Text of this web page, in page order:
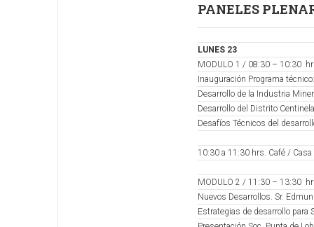
PANELES
LUNES 23
MODULO 1 / 08:30 – 10:30
Inauguración Programa
Desarrollo de la Industria
Desarrollo del Distrito
Desafíos Técnicos del
10:30 a 11:30 hrs. Café /
MODULO 2 / 11:30 – 13:30
Nuevos Desarrollos. Sr.
Estrategias de desarrollo para